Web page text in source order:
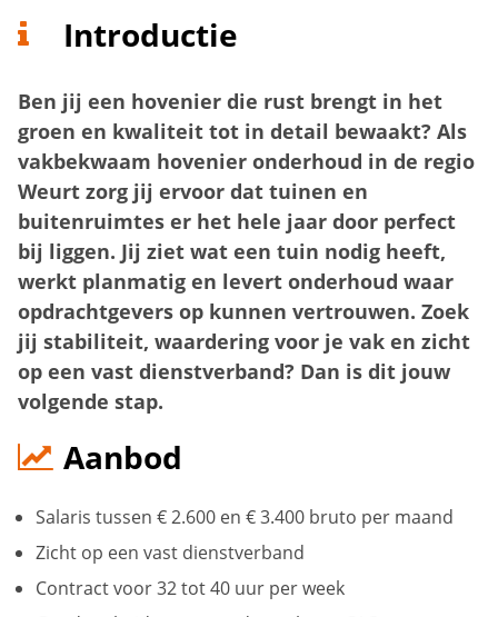
Introductie
Ben jij een hovenier die rust brengt in het
groen en kwaliteit tot in detail bewaakt? Als
vakbekwaam hovenier onderhoud in de regio
Weurt zorg jij ervoor dat tuinen en
buitenruimtes er het hele jaar door perfect
bij liggen. Jij ziet wat een tuin nodig heeft,
werkt planmatig en levert onderhoud waar
opdrachtgevers op kunnen vertrouwen. Zoek
jij stabiliteit, waardering voor je vak en zicht
op een vast dienstverband? Dan is dit jouw
volgende stap.
Aanbod
Salaris tussen € 2.600 en € 3.400 bruto per maand
Zicht op een vast dienstverband
Contract voor 32 tot 40 uur per week